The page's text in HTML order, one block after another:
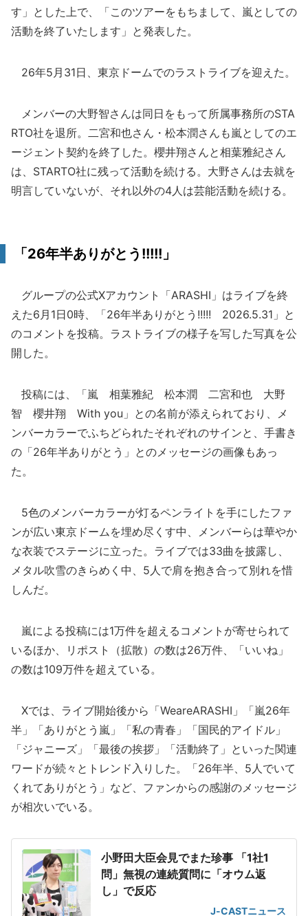
す」とした上で、「このツアーをもちまして、嵐としての
活動を終了いたします」と発表した。
26年5月31日、東京ドームでのラストライブを迎えた。
メンバーの大野智さんは同日をもって所属事務所のSTA
RTO社を退所。二宮和也さん・松本潤さんも嵐としてのエ
ージェント契約を終了した。櫻井翔さんと相葉雅紀さん
は、STARTO社に残って活動を続ける。大野さんは去就を
明言していないが、それ以外の4人は芸能活動を続ける。
「26年半ありがとう!!!!!」
グループの公式Xアカウント「ARASHI」はライブを終
えた6月1日0時、「26年半ありがとう!!!!! 2026.5.31」と
のコメントを投稿。ラストライブの様子を写した写真を公
開した。
投稿には、「嵐 相葉雅紀 松本潤 二宮和也 大野
智 櫻井翔 With you」との名前が添えられており、メ
ンバーカラーでふちどられたそれぞれのサインと、手書き
の「26年半ありがとう」とのメッセージの画像もあっ
た。
5色のメンバーカラーが灯るペンライトを手にしたファ
ンが広い東京ドームを埋め尽くす中、メンバーらは華やか
な衣装でステージに立った。ライブでは33曲を披露し、
メタル吹雪のきらめく中、5人で肩を抱き合って別れを惜
しんだ。
嵐による投稿には1万件を超えるコメントが寄せられて
いるほか、リポスト（拡散）の数は26万件、「いいね」
の数は109万件を超えている。
Xでは、ライブ開始後から「WeareARASHI」「嵐26年
半」「ありがとう嵐」「私の青春」「国民的アイドル」
「ジャニーズ」「最後の挨拶」「活動終了」といった関連
ワードが続々とトレンド入りした。「26年半、5人でいて
くれてありがとう」など、ファンからの感謝のメッセージ
が相次いでいる。
小野田大臣会見でまた珍事 「1社1
問」無視の連続質問に「オウム返
し」で反応
J-CASTニュース